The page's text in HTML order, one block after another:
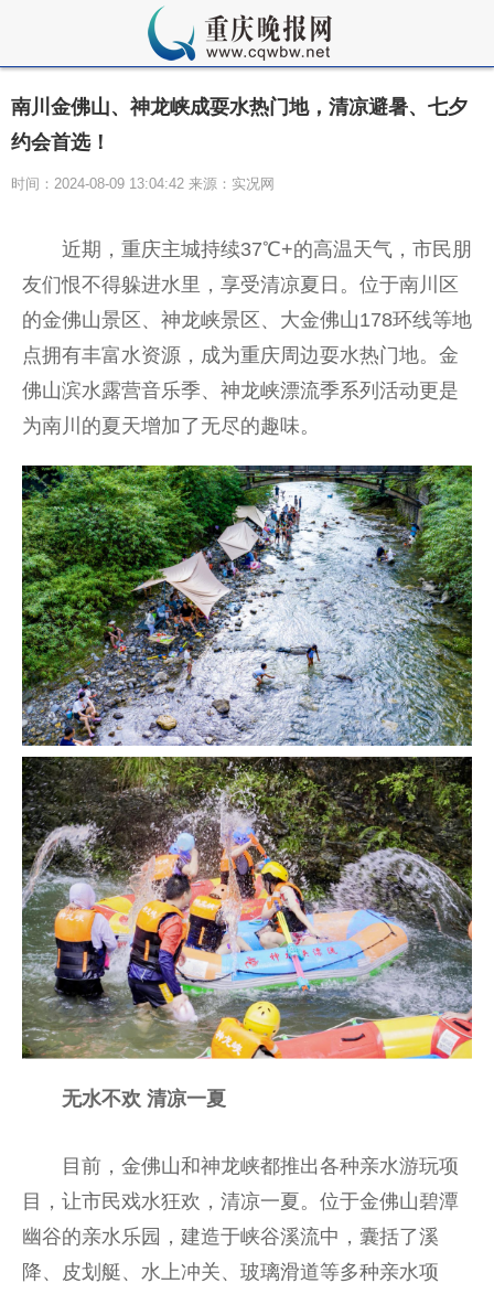
南川金佛山、神龙峡成耍水热门地，清凉避暑、七夕
约会首选！
时间：2024-08-09 13:04:42 来源：实况网
近期，重庆主城持续37℃+的高温天气，市民朋
友们恨不得躲进水里，享受清凉夏日。位于南川区
的金佛山景区、神龙峡景区、大金佛山178环线等地
点拥有丰富水资源，成为重庆周边耍水热门地。金
佛山滨水露营音乐季、神龙峡漂流季系列活动更是
为南川的夏天增加了无尽的趣味。
无水不欢 清凉一夏
目前，金佛山和神龙峡都推出各种亲水游玩项
目，让市民戏水狂欢，清凉一夏。位于金佛山碧潭
幽谷的亲水乐园，建造于峡谷溪流中，囊括了溪
降、皮划艇、水上冲关、玻璃滑道等多种亲水项